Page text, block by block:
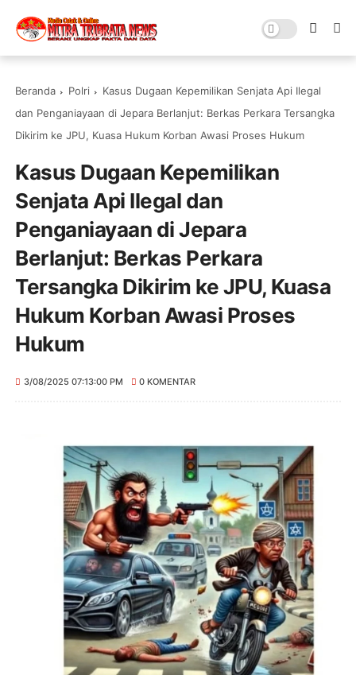
Beranda Polri
Kasus Dugaan Kepemilikan Senjata Api Ilegal
dan Penganiayaan di Jepara Berlanjut: Berkas Perkara Tersangka
Dikirim ke JPU, Kuasa Hukum Korban Awasi Proses Hukum
Kasus Dugaan Kepemilikan
Senjata Api Ilegal dan
Penganiayaan di Jepara
Berlanjut: Berkas Perkara
Tersangka Dikirim ke JPU, Kuasa
Hukum Korban Awasi Proses
Hukum
3/08/2025 07:13:00 PM 0 KOMENTAR